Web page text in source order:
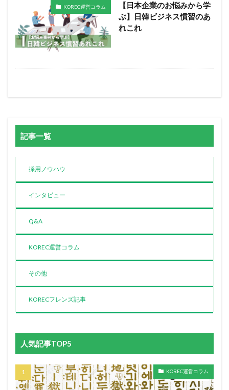
KOREC運営コラム
【日本企業のお悩みから学
ぶ】日韓ビジネス慣習のあ
れこれ
記事一覧
採用ノウハウ
インタビュー
Q&A
KOREC運営コラム
その他
KORECフレンズ記事
人気記事TOP5
KOREC運営コラム